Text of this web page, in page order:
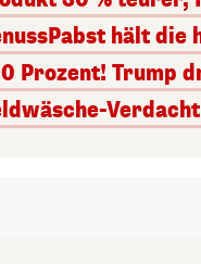
hält
Prozent! Trump